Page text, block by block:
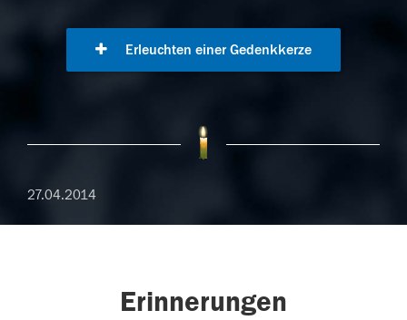
Erleuchten einer Gedenkkerze
27.04.2014
Erinnerungen